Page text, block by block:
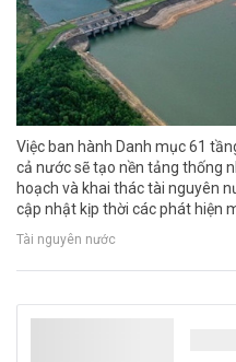
Việc ban hành Danh mục 61
cả nước sẽ tạo nền tảng thống
hoạch và khai thác tài nguyên
cập nhật kịp thời các phát hiện
Tài nguyên nước
Quảng Trị bàn giao